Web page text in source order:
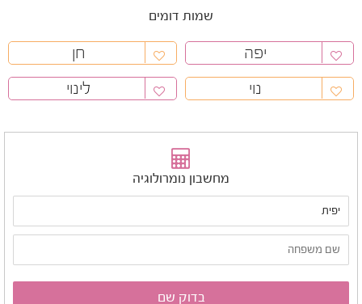
שמות דומים
יפה
חן
נוי
לינוי
מחשבון נומרולוגיה